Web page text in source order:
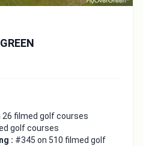
26 filmed golf courses
golf courses
: #345 on 510 filmed golf